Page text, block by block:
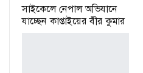
সাইকেলে নেপাল অভিযানে
যাচ্ছেন কাপ্তাইয়ের বীর কুমার